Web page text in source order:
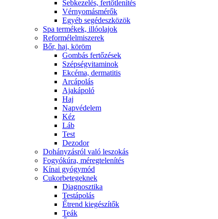
Sebkezelés, fertőtlenítés
Vérnyomásmérők
Egyéb segédeszközök
Spa termékek, illóolajok
Reformélelmiszerek
Bőr, haj, köröm
Gombás fertőzések
Szépségvitaminok
Ekcéma, dermatitis
Arcápolás
Ajakápoló
Haj
Napvédelem
Kéz
Láb
Test
Dezodor
Dohányzásról való leszokás
Fogyókúra, méregtelenítés
Kínai gyógymód
Cukorbetegeknek
Diagnosztika
Testápolás
É́trend kiegészítők
Teák